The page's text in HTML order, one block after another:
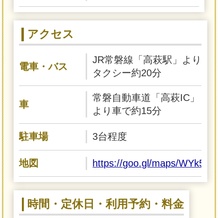
アクセス
電車・バス
JR常磐線「高萩駅」より
タクシー約20分
車
常磐自動車道「高萩IC」
より車で約15分
駐車場 3台程度
地図 https://goo.gl/maps/
時間・定休日・利用予約・料金